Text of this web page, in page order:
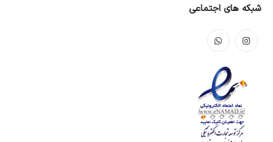
شبکه های اجتماعی